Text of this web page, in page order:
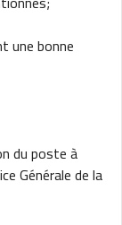
une bonne
du poste à
Générale de la